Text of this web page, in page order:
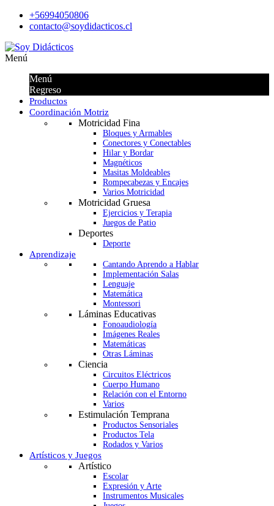
+56994050806
contacto@soydidacticos.cl
Menú
Menú
Regreso
Productos
Coordinación Motriz
Motricidad Fina
Bloques y Armables
Conectores y Conectables
Hilar y Bordar
Magnéticos
Masitas Moldeables
Rompecabezas y Encajes
Varios Motricidad
Motricidad Gruesa
Ejercicios y Terapia
Juegos de Patio
Deportes
Deporte
Aprendizaje
Cantando Aprendo a Hablar
Implementación Salas
Lenguaje
Matemática
Montessori
Láminas Educativas
Fonoaudiología
Imágenes Reales
Matemáticas
Otras Láminas
Ciencia
Circuitos Eléctricos
Cuerpo Humano
Relación con el Entorno
Varios
Estimulación Temprana
Productos Sensoriales
Productos Tela
Rodados y Varios
Artísticos y Juegos
Artístico
Escolar
Expresión y Arte
Instrumentos Musicales